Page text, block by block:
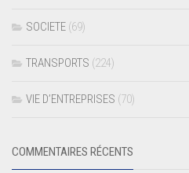
SOCIETE (69)
TRANSPORTS (224)
VIE D’ENTREPRISES (70)
COMMENTAIRES RÉCENTS